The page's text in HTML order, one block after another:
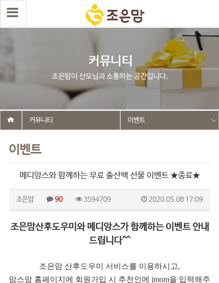
이벤트
커뮤니티 이벤트
메디앙스와 함께하는 무료 출산팩 선물 이벤트 ★종료★
조은맘 90 3594709 2020.05.08 17:09
조은맘산후도우미와 메디앙스가 함께하는 이벤트 안내
드립니다^^
조은맘 산후도우미 서비스를 이용하시고,
맘스맘 홈페이지에 회원가입 시 추천인에 jmom을 입력해주